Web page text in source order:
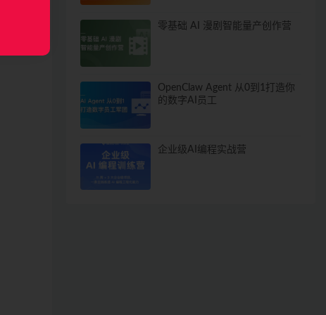
零基础 AI 漫剧智能量产创作营
OpenClaw Agent 从0到1打造你
的数字AI员工
企业级AI编程实战营